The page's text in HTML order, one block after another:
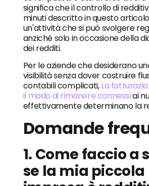
significa che il controllo di
minuti descritto in questo
un'attività che si può svolgere
anziché solo in occasione della
dei redditi.
Per le aziende che desiderano
visibilità senza dover costruire
contabili complicati,La
il modo di rimanere connessiai
effettivamente determinano la
Domande
1. Come faccio a
se la mia piccola